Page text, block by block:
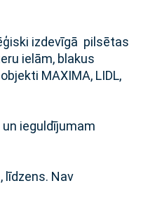
izdevīgā pilsētas
ielām, blakus
MAXIMA, LIDL,
ieguldījumam
līdzens. Nav